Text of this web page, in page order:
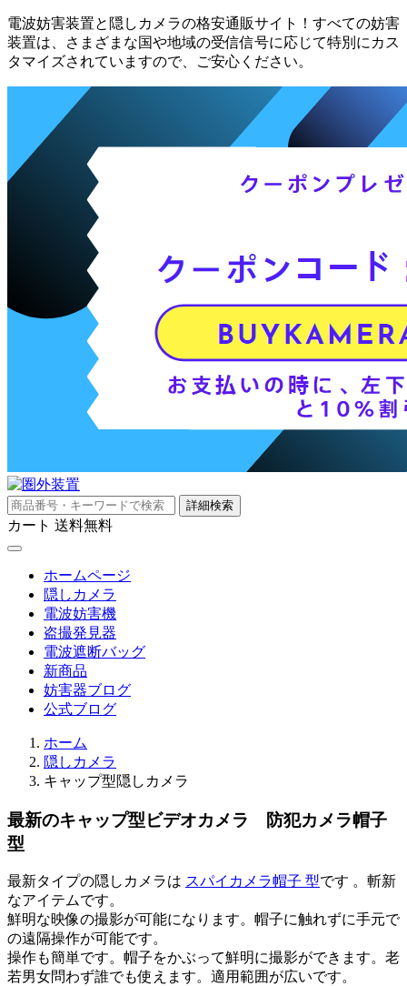
電波妨害装置と隠しカメラの格安通販サイト！すべての妨害
装置は、さまざまな国や地域の受信信号に応じて特別にカス
タマイズされていますので、ご安心ください。
詳細検索
カート 送料無料
ホームページ
隠しカメラ
電波妨害機
盗撮発見器
電波遮断バッグ
新商品
妨害器ブログ
公式ブログ
ホーム
隠しカメラ
キャップ型隠しカメラ
最新のキャップ型ビデオカメラ 防犯カメラ帽子
型
最新タイプの隠しカメラは スパイカメラ帽子 型です 。斬新
なアイテムです。
鮮明な映像の撮影が可能になります。帽子に触れずに手元で
の遠隔操作が可能です。
操作も簡単です。帽子をかぶって鮮明に撮影ができます。老
若男女問わず誰でも使えます。適用範囲が広いです。